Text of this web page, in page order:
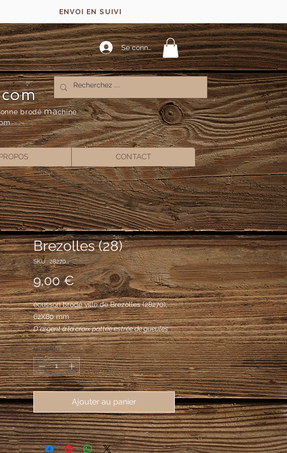
ENVOI EN SUIVI
Se connecter
brodémachine
CONTACT
Brezolles (28)
SKU : 28270
9,00 €Prix
écusson brodé ville de Brezolles (28270),
62X80 mm
D'argent à la croix pattée estrée de gueules
cantonnée de quatre aiglettes de sable
becquées et membrées aussi de gueules, à
l'écusson écartelé au I et IV de gueules au
lion d'or et au II et III d'or aux trois fasces de
sable, brochant en abîme sur le tout
Quantité *
Ajouter au panier